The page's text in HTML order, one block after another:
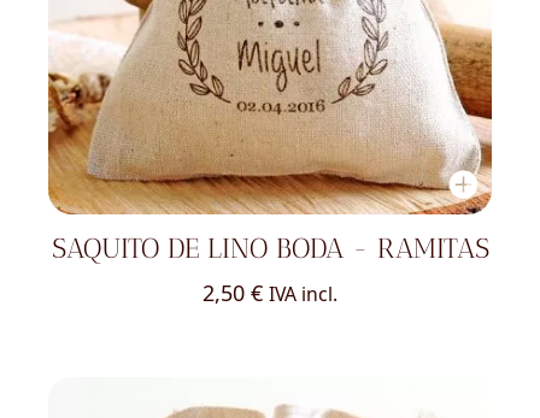
SAQUITO DE LINO BODA - RAMITAS
2,50 € IVA incl.